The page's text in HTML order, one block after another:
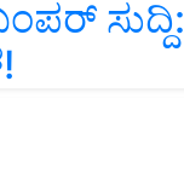
ಸುದ್ದಿ: